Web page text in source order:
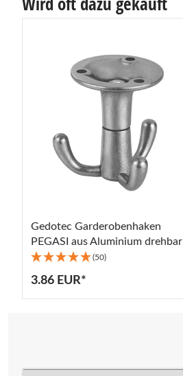
Gedotec Garderobenhaken
PEGASI aus Aluminium drehbar
(50)
3.86 EUR*